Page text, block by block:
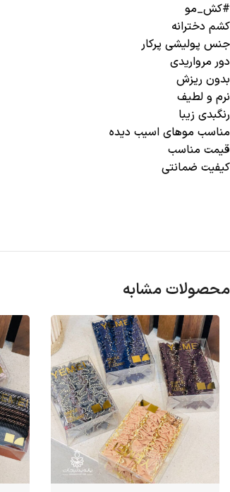
#کش_مو
کشم‌ دخترانه
جنس پولیشی پرکار
دور مرواریدی
بدون ریزش
نرم و لطیف
رنگبدی زیبا
مناسب موهای اسیب دیده
قیمت مناسب
کیفیت ضمانتی
محصولات مشابه